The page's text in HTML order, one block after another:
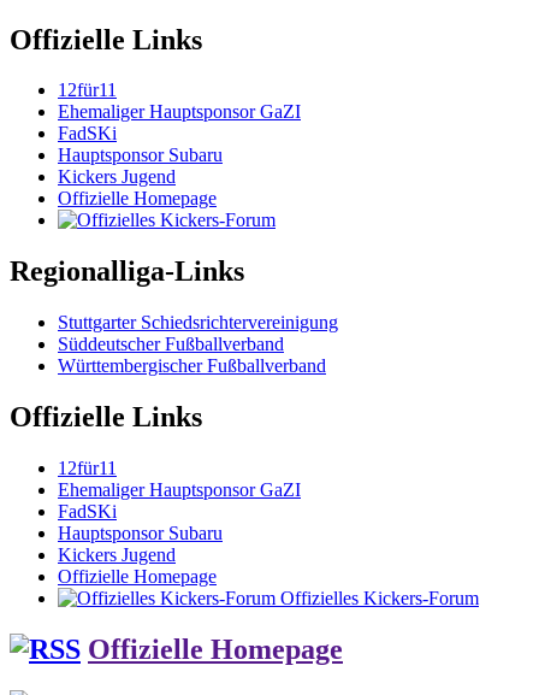
Offizielle Links
12für11
Ehemaliger Hauptsponsor GaZI
FadSKi
Hauptsponsor Subaru
Kickers Jugend
Offizielle Homepage
Regionalliga-Links
Stuttgarter Schiedsrichtervereinigung
Süddeutscher Fußballverband
Württembergischer Fußballverband
Offizielle Links
12für11
Ehemaliger Hauptsponsor GaZI
FadSKi
Hauptsponsor Subaru
Kickers Jugend
Offizielle Homepage
Offizielles Kickers-Forum
Offizielle Homepage